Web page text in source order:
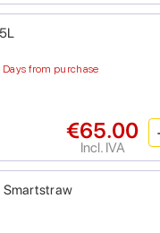
from purchase
€65.00
Incl. IVA